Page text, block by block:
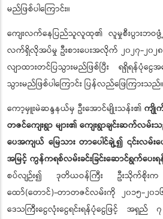
မည်ဖြစ်ပါကြောင်း။
ကျေးလက်နေပြည်သူလူထု၏ လူမှုစီးပွားဘဝဖွံ့
လက်ရှိလိုအပ်မှု ဦးစားပေးအလိုက် ၂၀၂၇-၂၀၂
လျာထားတင်ပြသွားမည်ဖြစ်ပြီး ရရှိရန်ပုံ
သွားမည်ဖြစ်ပါကြောင်း ပြန်လည်ဖြေကြားသည်။
ကော့မှူးမဲဆန္ဒနယ်မှ ဦးအောင်မျိုးသန်း၏ ကျို
တဇင်ကျေးရွာ များ၏ ကျေးရွာချင်းဆက်လမ်း
ပေအကျယ် မြေသား တာပေါင်ချဲ့၍ ၎င်းလမ်
အမြင့် ကွန်ကရစ်လမ်းခင်းခြင်းဆောင်ရွက်ပေး
စပ်လျဉ်း၍ ဒုတိယဝန်ကြီး ဦးသိုက်စို
ထော်(တောင်)-တာတဇင်လမ်းကို ၂၀၁၅-၂၀
ဒေသကြီးငွေလုံးငွေရင်းရန်ပုံငွေဖြင့် အရှည်